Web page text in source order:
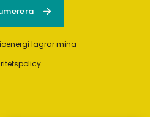
lagrar mina